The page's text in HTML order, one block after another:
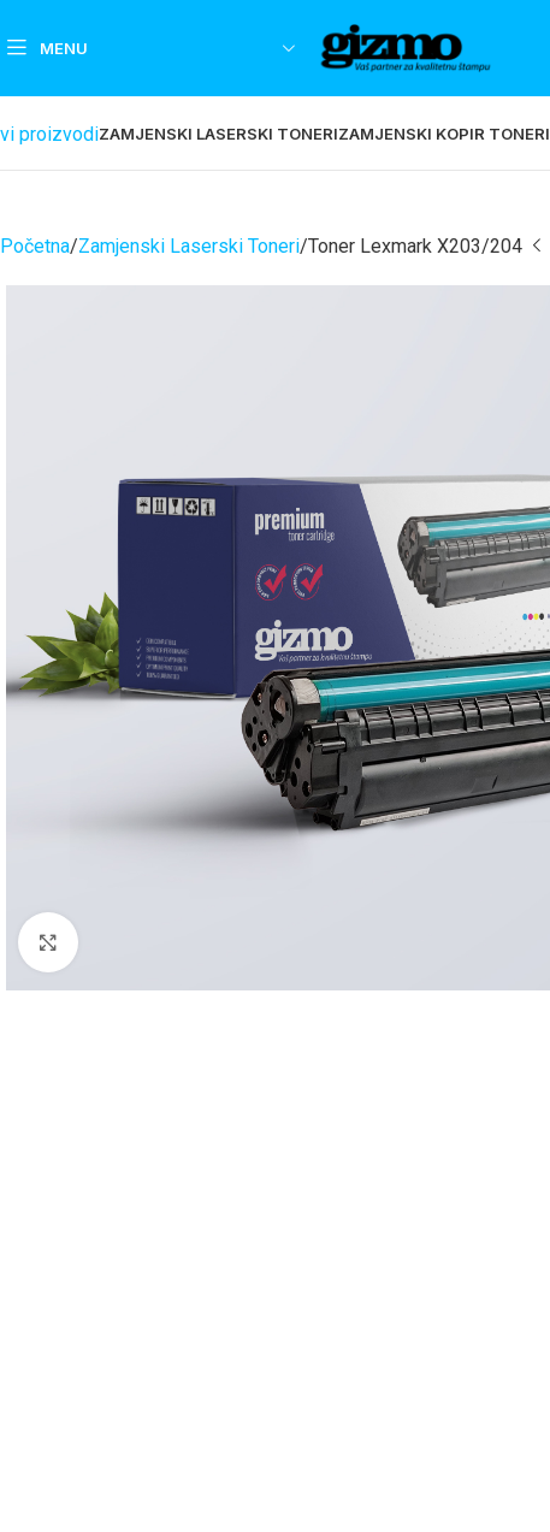
MENU
proizvodiZAMJENSKI LASERSKI TONERIZAMJENSKI KOPIR TONERI
Početna Zamjenski Laserski Toneri Toner Lexmark X203/204